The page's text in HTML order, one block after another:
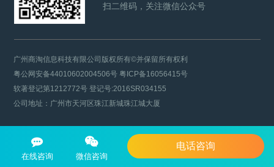
在线咨询 微信咨询
电话咨询
扫二维码，关注微信公众号
广州商淘信息科技有限公司版权所有©并保留所有权利
粤公网安备44010602004506号粤ICP备16056415号
软著登记第1212772号 登记号:2016SR034155
公司地址：广州市天河区珠江新城珠江城大厦